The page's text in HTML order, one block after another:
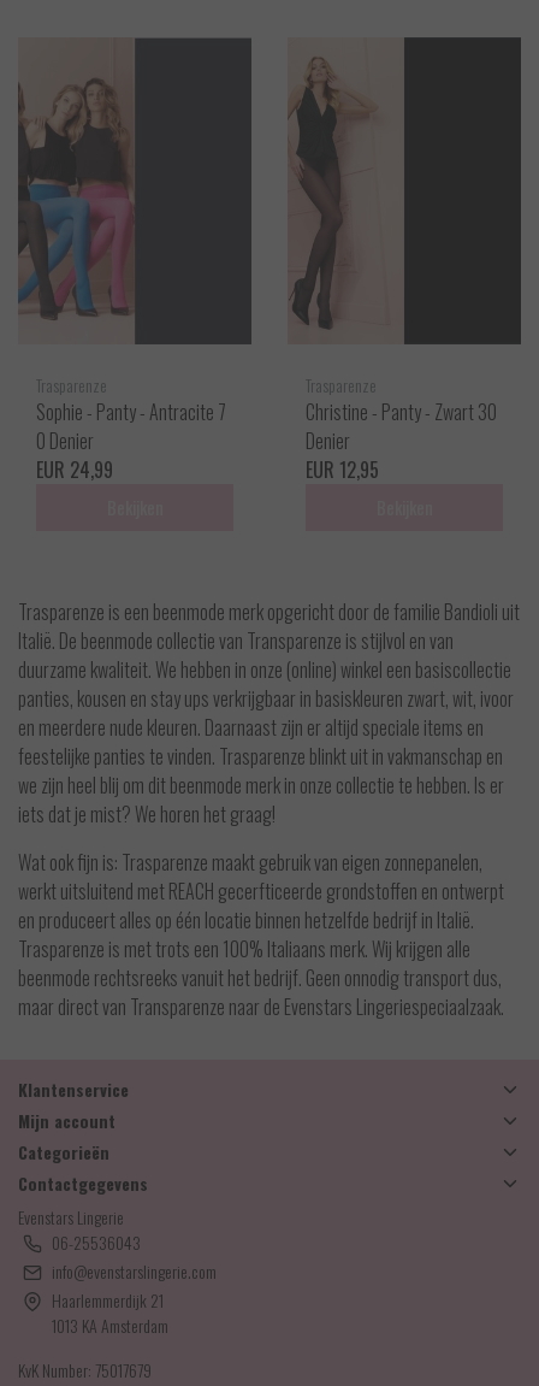
Trasparenze
Sophie - Panty - Antracite 7
0 Denier
EUR 24,99
Trasparenze
Christine - Panty - Zwart 30
Denier
EUR 12,95
Trasparenze is een beenmode merk opgericht door de familie Bandioli uit
Italië. De beenmode collectie van Transparenze is stijlvol en van
duurzame kwaliteit. We hebben in onze (online) winkel een basiscollectie
panties, kousen en stay ups verkrijgbaar in basiskleuren zwart, wit, ivoor
en meerdere nude kleuren. Daarnaast zijn er altijd speciale items en
feestelijke panties te vinden. Trasparenze blinkt uit in vakmanschap en
we zijn heel blij om dit beenmode merk in onze collectie te hebben. Is er
iets dat je mist? We horen het graag!
Wat ook fijn is: Trasparenze maakt gebruik van eigen zonnepanelen,
werkt uitsluitend met REACH gecerfticeerde grondstoffen en ontwerpt
en produceert alles op één locatie binnen hetzelfde bedrijf in Italië.
Trasparenze is met trots een 100% Italiaans merk. Wij krijgen alle
beenmode rechtsreeks vanuit het bedrijf. Geen onnodig transport dus,
maar direct van Transparenze naar de Evenstars Lingeriespeciaalzaak.
Klantenservice
Mijn account
Categorieën
Contactgegevens
Evenstars Lingerie
06-25536043
info@evenstarslingerie.com
Haarlemmerdijk 21
1013 KA Amsterdam
KvK Number: 75017679